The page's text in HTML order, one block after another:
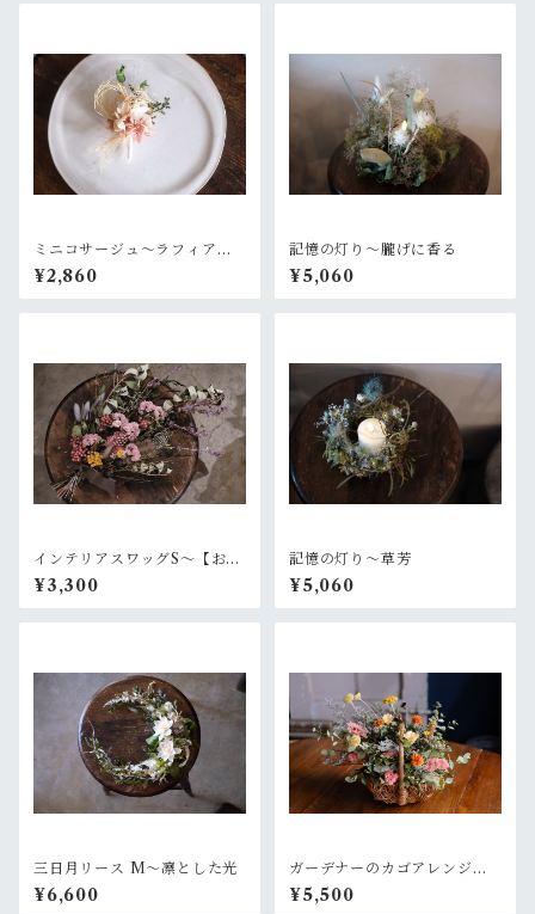
ミニコサージュ〜ラフィアと
ピンク
¥2,860
記憶の灯り〜朧げに香る
¥5,060
インテリアスワッグS〜【お好
きなお色でオーダー制作】依
頼
¥3,300
記憶の灯り〜草芳
¥5,060
三日月リース M〜凛とした光
¥6,600
ガーデナーのカゴアレンジM~
オレンジ黄色【オーダー後制
作】
¥5,500